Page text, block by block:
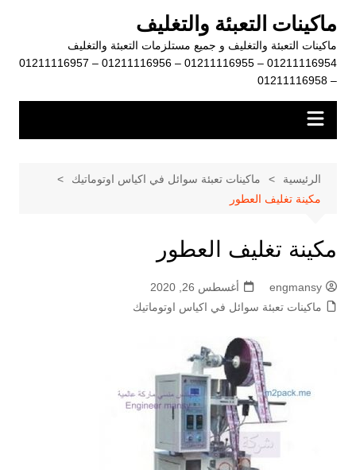
المحتوى
ماكينات التعبئة والتغليف
ماكينات التعبئة والتغليف و جميع مستلزمات التعبئة والتغليف
01211116954 – 01211116955 – 01211116956 – 01211116957
– 01211116958
الرئيسية
ماكينات تعبئة سوائل في اكياس اوتوماتيك
مكينة تغليف العطور
مكينة تغليف العطور
engmansy
أغسطس 26, 2020
ماكينات تعبئة سوائل في اكياس اوتوماتيك